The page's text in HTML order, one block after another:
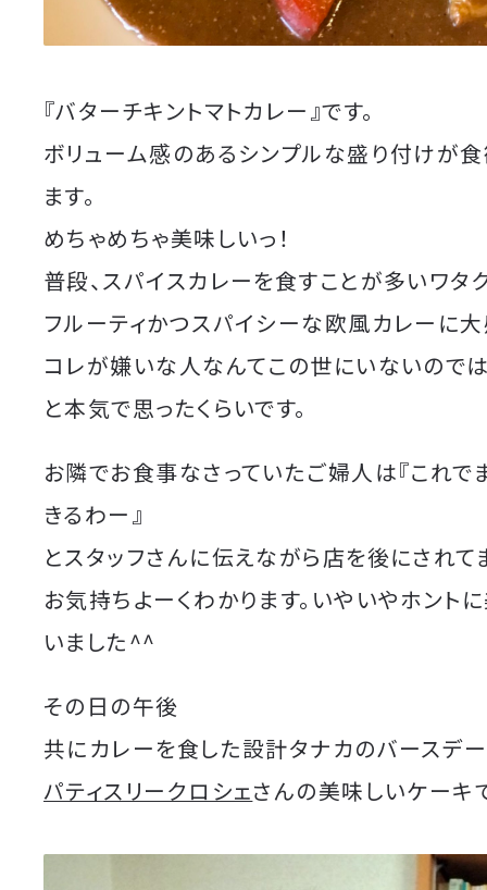
『バターチキントマトカレー』です。
ボリューム感のあるシンプルな盛り付けが
ます。
めちゃめちゃ美味しいっ！
普段、スパイスカレーを食すことが多いワタ
フルーティかつスパイシーな欧風カレーに大
コレが嫌いな人なんてこの世にいないのでは
と本気で思ったくらいです。
お隣でお食事なさっていたご婦人は『これで
きるわー』
とスタッフさんに伝えながら店を後にされ
お気持ちよーくわかります。いやいやホント
いました^^
その日の午後
共にカレーを食した設計タナカのバースデ
パティスリークロシェさんの美味しいケー